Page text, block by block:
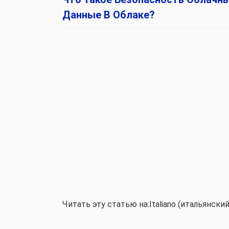
Данные В Облаке?
Читать эту статью на:Italiano